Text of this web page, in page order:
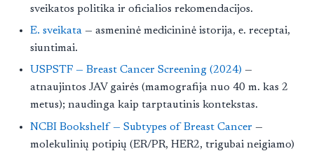
sveikatos politika ir oficialios rekomendacijos.
E. sveikata — asmeninė medicininė istorija, e. receptai,
siuntimai.
USPSTF — Breast Cancer Screening (2024) —
atnaujintos JAV gairės (mamografija nuo 40 m. kas 2
metus); naudinga kaip tarptautinis kontekstas.
NCBI Bookshelf — Subtypes of Breast Cancer —
molekulinių potipių (ER/PR, HER2, trigubai neigiamo)